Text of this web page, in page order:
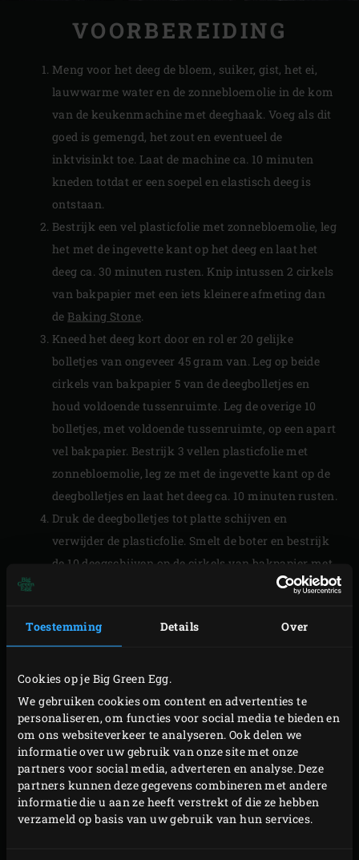
Toestemming Details Over
Cookies op je Big Green Egg.
We gebruiken cookies om content en advertenties te
personaliseren, om functies voor social media te bieden en
om ons websiteverkeer te analyseren. Ook delen we
informatie over uw gebruik van onze site met onze
partners voor social media, adverteren en analyse. Deze
partners kunnen deze gegevens combineren met andere
informatie die u aan ze heeft verstrekt of die ze hebben
verzameld op basis van uw gebruik van hun services.
VOORBEREIDING
Meng voor het deeg de bloem, suiker, gist, het ei,
lauwwarme water en de zonnebloemolie in de kom
van de keukenmachine met deeghaak. Voeg als dit
goed is gemengd, het zout en eventueel de
inktvisinkt toe. Laat de machine ca. 10 minuten
kneden totdat er een soepel en elastisch deeg is
ontstaan.
Bestrijk een vel plasticfolie met zonnebloemolie, leg
het met de ingevette kant op het deeg en laat het
deeg ca. 30 minuten rusten. Knip intussen 2 cirkels
van bakpapier met een iets kleinere afmeting dan
deBaking Stone.
Kneed het deeg kort door en rol er 20 gelijke
bolletjes van ongeveer 45 gram van. Leg op beide
cirkels van bakpapier 5 van de deegbolletjes en
houd voldoende tussenruimte. Leg de overige 10
bolletjes, met voldoende tussenruimte, op een apart
vel bakpapier. Bestrijk 3 vellen plasticfolie met
zonnebloemolie, leg ze met de ingevette kant op de
deegbolletjes en laat het deeg ca. 10 minuten rusten.
Druk de deegbolletjes tot platte schijven en
verwijder de plasticfolie. Smelt de boter en bestrijk
de 10 deegschijven op de cirkels van bakpapier met
de boter. Leg op elke ingevette deegschijf een tweede
Druk de dubbele deegschijven aan en breng indien
vormen.
Verwijder de folie. Meng de eetlepel melk met een
eetlepel water en bestrijk hier de hamburger
broodjes mee. Bestrooi ze eventueel met het sesam-,
maan-, lijnzaad of de furikake als topping. Dek de
hamburger broodjes af met de folie en laat ze ca. 30
minuten rijzen.